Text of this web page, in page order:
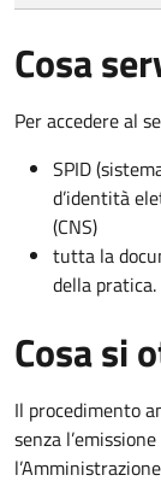
Cosa
Per accedere al
SPID
d’identità
(CNS)
tutta la
della pratica.
Cosa si
Il procedimento
senza